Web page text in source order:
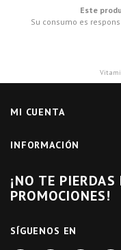
Este
Su consumo es
MI CUENTA
INFORMACIÓN
¡NO TE PIERDAS
PROMOCIONES!
SÍGUENOS EN